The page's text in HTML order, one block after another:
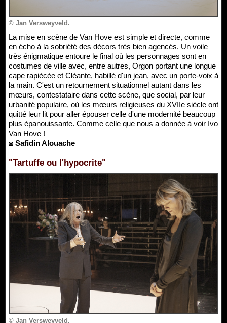
© Jan Versweyveld.
La mise en scène de Van Hove est simple et directe, comme
en écho à la sobriété des décors très bien agencés. Un voile
très énigmatique entoure le final où les personnages sont en
costumes de ville avec, entre autres, Orgon portant une longue
cape rapiécée et Cléante, habillé d'un jean, avec un porte-voix à
la main. C'est un retournement situationnel autant dans les
mœurs, contestataire dans cette scène, que social, par leur
urbanité populaire, où les mœurs religieuses du XVIIe siècle ont
quitté leur lit pour aller épouser celle d'une modernité beaucoup
plus épanouissante. Comme celle que nous a donnée à voir Ivo
Van Hove !
◙ Safidin Alouache
"Tartuffe ou l'hypocrite"
© Jan Versweyveld.